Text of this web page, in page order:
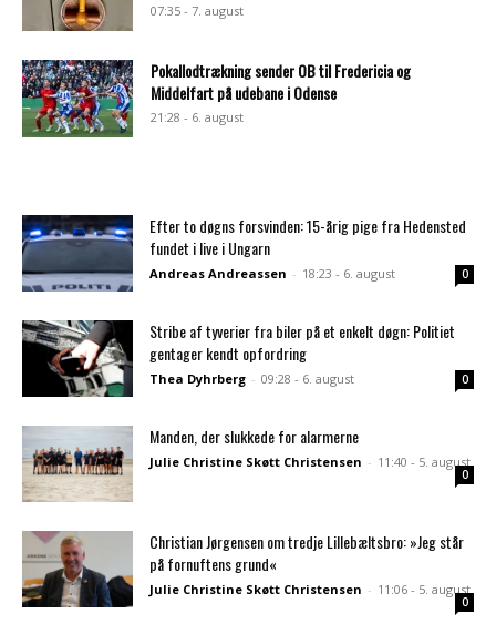
07:35 - 7. august
Pokallodtrækning sender OB til Fredericia og
Middelfart på udebane i Odense
21:28 - 6. august
Efter to døgns forsvinden: 15-årig pige fra Hedensted
fundet i live i Ungarn
Andreas Andreassen - 18:23 - 6. august 0
Stribe af tyverier fra biler på et enkelt døgn: Politiet
gentager kendt opfordring
Thea Dyhrberg - 09:28 - 6. august 0
Manden, der slukkede for alarmerne
Julie Christine Skøtt Christensen - 11:40 - 5. august
0
Christian Jørgensen om tredje Lillebæltsbro: »Jeg står
på fornuftens grund«
Julie Christine Skøtt Christensen - 11:06 - 5. august
0